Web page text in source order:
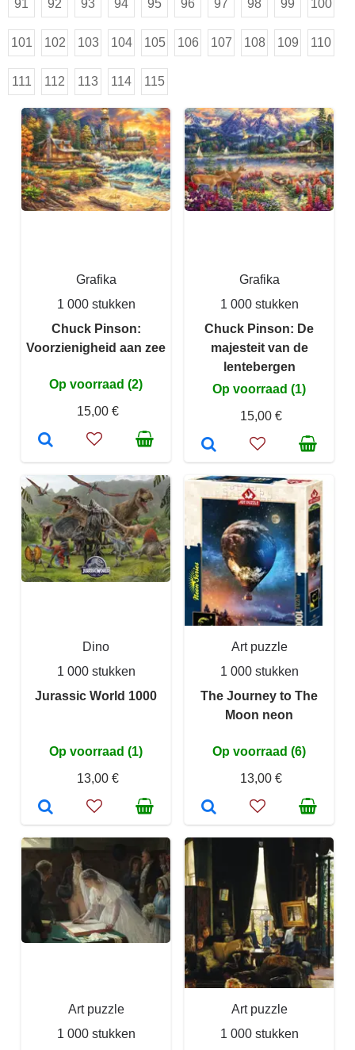
91 92 93 94 95 96 97 98 99 100
101 102 103 104 105 106 107 108 109 110
111 112 113 114 115
Grafika
1 000 stukken
Chuck Pinson:
Voorzienigheid aan zee
Op voorraad (2)
15,00 €
Grafika
1 000 stukken
Chuck Pinson: De
majesteit van de
lentebergen
Op voorraad (1)
15,00 €
Dino
1 000 stukken
Jurassic World 1000
Op voorraad (1)
13,00 €
Art puzzle
1 000 stukken
The Journey to The
Moon neon
Op voorraad (6)
13,00 €
Art puzzle
1 000 stukken
Art puzzle
1 000 stukken